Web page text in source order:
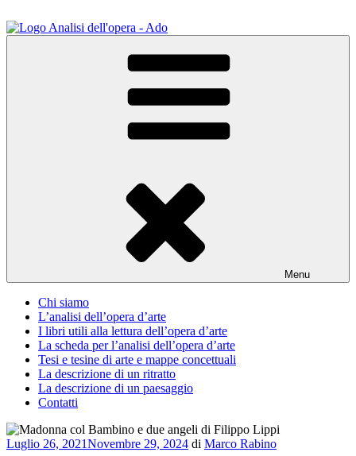
al
contenuto
Osservare le opere d'arte per capirle e imparare ad amarle
Menu
Chi siamo
L’analisi dell’opera d’arte
I libri utili alla lettura dell’opera d’arte
La scheda per l’analisi dell’opera d’arte
Tesi e tesine di arte e mappe concettuali
La descrizione di un ritratto
La descrizione di un paesaggio
Contatti
Pubblicato
Luglio 26, 2021Novembre 29, 2024 di Marco Rabino